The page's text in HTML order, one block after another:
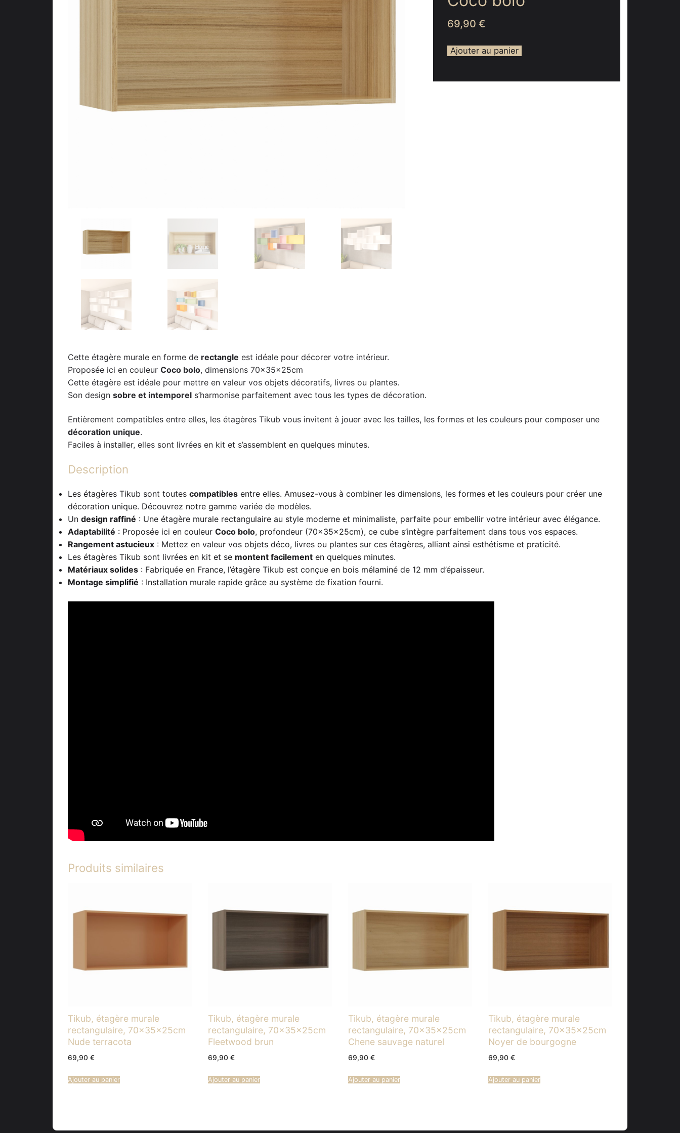
Meubles d’entrée
Étagères
Meubles de chambre
Étagères
69,90 €
Ajouter au panier
Cette étagère murale en forme de rectangle est idéale pour décorer votre intérieur.
Proposée ici en couleur Coco bolo, dimensions 70x35x25cm
Cette étagère est idéale pour mettre en valeur vos objets décoratifs, livres ou plantes.
Son design sobre et intemporel s’harmonise parfaitement avec tous les types de décoration.
Entièrement compatibles entre elles, les étagères Tikub vous invitent à jouer avec les tailles, les formes et les couleurs pour composer une
décoration unique.
Faciles à installer, elles sont livrées en kit et s’assemblent en quelques minutes.
Description
Les étagères Tikub sont toutes compatibles entre elles. Amusez-vous à combiner les dimensions, les formes et les couleurs pour créer une
décoration unique. Découvrez notre gamme variée de modèles.
Un design raffiné : Une étagère murale rectangulaire au style moderne et minimaliste, parfaite pour embellir votre intérieur avec élégance.
Adaptabilité : Proposée ici en couleur Coco bolo, profondeur (70x35x25cm), ce cube s’intègre parfaitement dans tous vos espaces.
Rangement astucieux : Mettez en valeur vos objets déco, livres ou plantes sur ces étagères, alliant ainsi esthétisme et praticité.
Les étagères Tikub sont livrées en kit et se montent facilement en quelques minutes.
Matériaux solides : Fabriquée en France, l’étagère Tikub est conçue en bois mélaminé de 12 mm d’épaisseur.
Montage simplifié : Installation murale rapide grâce au système de fixation fourni.
Produits similaires
Tikub, étagère murale
rectangulaire, 70x35x25cm
Nude terracota
69,90 €
Ajouter au panier
Tikub, étagère murale
rectangulaire, 70x35x25cm
Fleetwood brun
69,90 €
Ajouter au panier
Tikub, étagère murale
rectangulaire, 70x35x25cm
Chene sauvage naturel
69,90 €
Ajouter au panier
Tikub, étagère murale
rectangulaire, 70x35x25cm
Noyer de bourgogne
69,90 €
Ajouter au panier